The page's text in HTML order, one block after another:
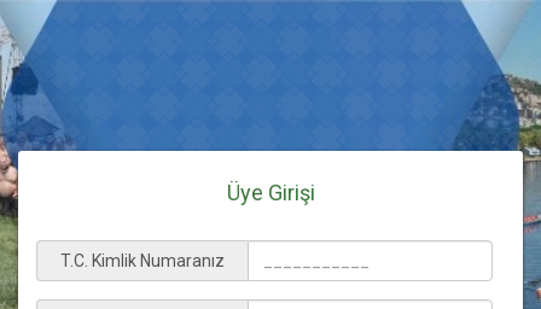
Üye Girişi
T.C. Kimlik Numaranız